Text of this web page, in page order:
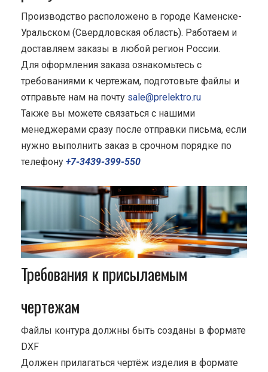
Производство расположено в городе Каменске-
Уральском (Свердловская область). Работаем и
доставляем заказы в любой регион России.
Для оформления заказа ознакомьтесь с
требованиями к чертежам, подготовьте файлы и
отправьте нам на почту sale@prelektro.ru
Также вы можете связаться с нашими
менеджерами сразу после отправки письма, если
нужно выполнить заказ в срочном порядке по
телефону +7-3439-399-550
Требования к присылаемым
чертежам
Файлы контура должны быть созданы в формате
DXF
Должен прилагаться чертёж изделия в формате